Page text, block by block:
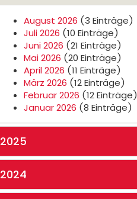
August 2026 (3 Einträge)
Juli 2026 (10 Einträge)
Juni 2026 (21 Einträge)
Mai 2026 (20 Einträge)
April 2026 (11 Einträge)
März 2026 (12 Einträge)
Februar 2026 (12 Einträge)
Januar 2026 (8 Einträge)
2025
2024